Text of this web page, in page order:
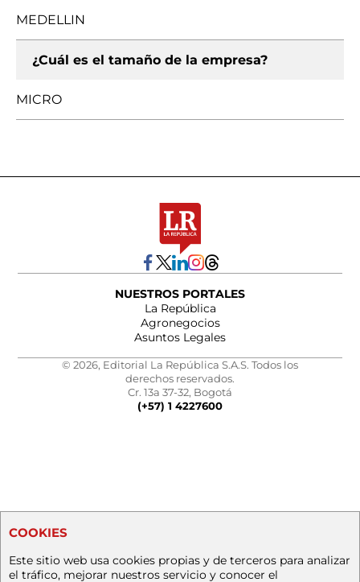
MEDELLIN
¿Cuál es el tamaño de la empresa?
MICRO
NUESTROS PORTALES
La República
Agronegocios
Asuntos Legales
© 2026, Editorial La República S.A.S. Todos los
derechos reservados.
Cr. 13a 37-32, Bogotá
(+57) 1 4227600
COOKIES
Este sitio web usa cookies propias y de terceros para analizar
el tráfico, mejorar nuestros servicio y conocer el